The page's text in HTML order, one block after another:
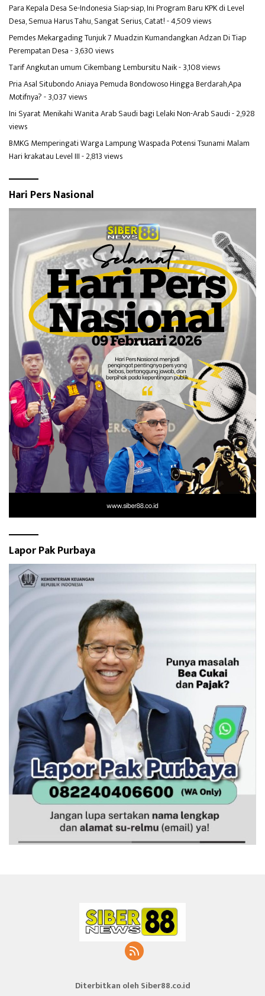
Para Kepala Desa Se-Indonesia Siap-siap, Ini Program Baru KPK di Level
Desa, Semua Harus Tahu, Sangat Serius, Catat!- 4,509 views
Pemdes Mekargading Tunjuk 7 Muadzin Kumandangkan Adzan Di Tiap
Perempatan Desa- 3,630 views
Tarif Angkutan umum Cikembang Lembursitu Naik- 3,108 views
Pria Asal Situbondo Aniaya Pemuda Bondowoso Hingga Berdarah,Apa
Motifnya?- 3,037 views
Ini Syarat Menikahi Wanita Arab Saudi bagi Lelaki Non-Arab Saudi- 2,928
views
BMKG Memperingati Warga Lampung Waspada Potensi Tsunami Malam
Hari krakatau Level III- 2,813 views
Hari Pers Nasional
Lapor Pak Purbaya
Diterbitkan oleh Siber88.co.id